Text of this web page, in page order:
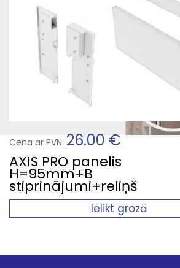
Cena ar PVN: 26.00 €
AXIS PRO panelis
H=95mm+B
stiprinājumi+reliņš
Ielikt grozā